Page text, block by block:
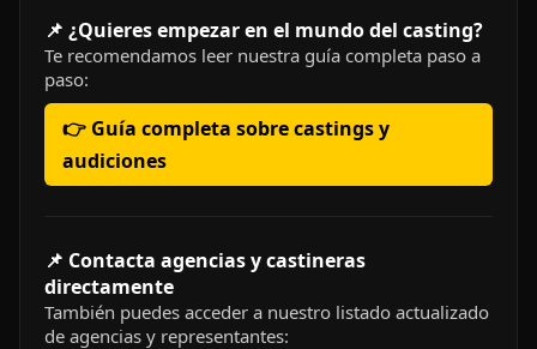
📌 ¿Quieres empezar en el mundo del casting?
Te recomendamos leer nuestra guía completa paso a
paso:
👉 Guía completa sobre castings y
audiciones
📌 Contacta agencias y castineras
directamente
También puedes acceder a nuestro listado actualizado
de agencias y representantes: